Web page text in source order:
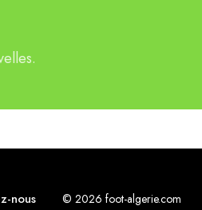
nous © 2026 foot-algerie.com